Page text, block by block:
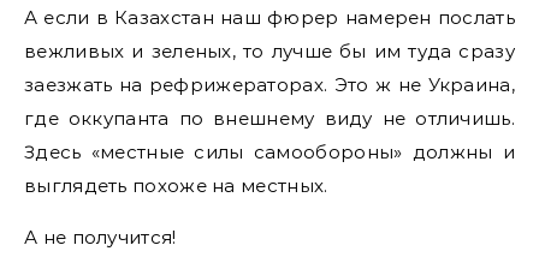
А если в Казахстан наш фюрер намерен послать
вежливых и зеленых, то лучше бы им туда сразу
заезжать на рефрижераторах. Это ж не Украина,
где оккупанта по внешнему виду не отличишь.
Здесь «местные силы самообороны» должны и
выглядеть похоже на местных.
А не получится!